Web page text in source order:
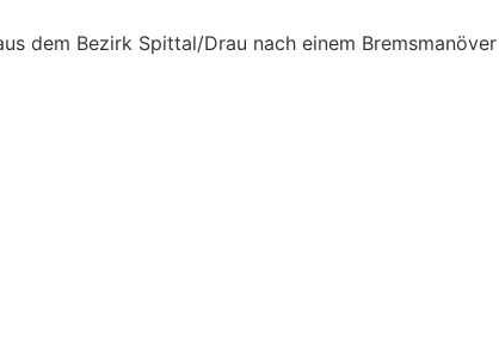
dem Bezirk Spittal/Drau nach einem